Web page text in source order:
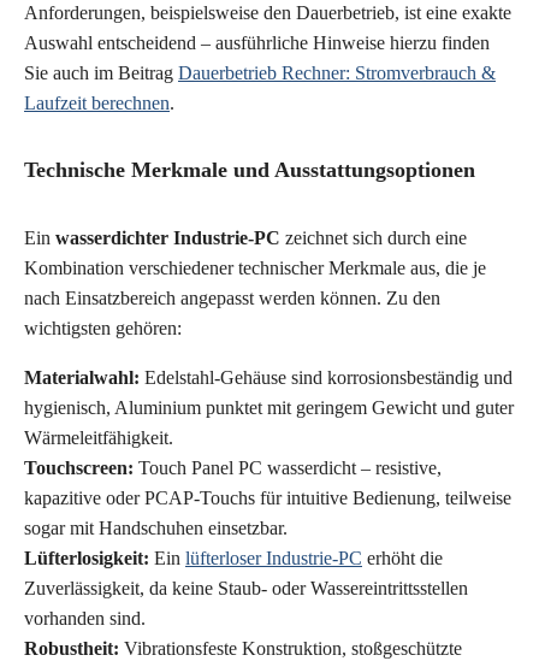
Anforderungen, beispielsweise den Dauerbetrieb, ist eine exakte
Auswahl entscheidend – ausführliche Hinweise hierzu finden
Sie auch im Beitrag Dauerbetrieb Rechner: Stromverbrauch &
Laufzeit berechnen.
Technische Merkmale und Ausstattungsoptionen
Ein wasserdichter Industrie-PC zeichnet sich durch eine
Kombination verschiedener technischer Merkmale aus, die je
nach Einsatzbereich angepasst werden können. Zu den
wichtigsten gehören:
Materialwahl: Edelstahl-Gehäuse sind korrosionsbeständig und
hygienisch, Aluminium punktet mit geringem Gewicht und guter
Wärmeleitfähigkeit.
Touchscreen: Touch Panel PC wasserdicht – resistive,
kapazitive oder PCAP-Touchs für intuitive Bedienung, teilweise
sogar mit Handschuhen einsetzbar.
Lüfterlosigkeit: Ein lüfterloser Industrie-PC erhöht die
Zuverlässigkeit, da keine Staub- oder Wassereintrittsstellen
vorhanden sind.
Robustheit: Vibrationsfeste Konstruktion, stoßgeschützte